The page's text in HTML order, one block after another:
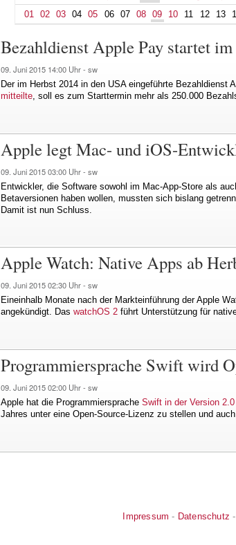
01
02 03 04 05 06 07 08 09 10 11 12 13
Bezahldienst Apple Pay startet
09. Juni 2015 14:00 Uhr - sw
Der im Herbst 2014 in den USA eingeführte Bezahldienst
mitteilte, soll es zum Starttermin mehr als 250.000
Apple legt Mac- und iOS-
09. Juni 201503:00 Uhr - sw
Entwickler, die Software sowohl im Mac-App-Store als
Betaversionen haben wollen, mussten sich bislang
Damit ist nun Schluss.
Apple Watch: Native Apps ab
09. Juni 201502:30 Uhr - sw
Eineinhalb Monate nach der Markteinführung der Apple
angekündigt. Das watchOS 2 führt Unterstützung für
Programmiersprache Swift wird
09. Juni 201502:00 Uhr - sw
Apple hat die Programmiersprache Swift in der Version
Jahres unter eine Open-Source-Lizenz zu stellen und
Impressum - Datenschutz -